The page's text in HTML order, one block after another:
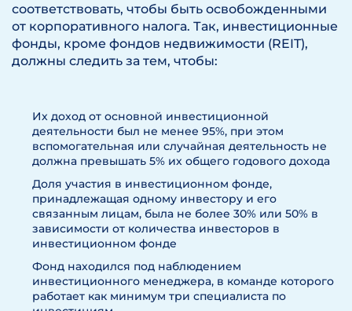
соответствовать, чтобы быть освобожденными
от корпоративного налога. Так, инвестиционные
фонды, кроме фондов недвижимости (REIT),
должны следить за тем, чтобы:
Их доход от основной инвестиционной
деятельности был не менее 95%, при этом
вспомогательная или случайная деятельность не
должна превышать 5% их общего годового дохода
Доля участия в инвестиционном фонде,
принадлежащая одному инвестору и его
связанным лицам, была не более 30% или 50% в
зависимости от количества инвесторов в
инвестиционном фонде
Фонд находился под наблюдением
инвестиционного менеджера, в команде которого
работает как минимум три специалиста по